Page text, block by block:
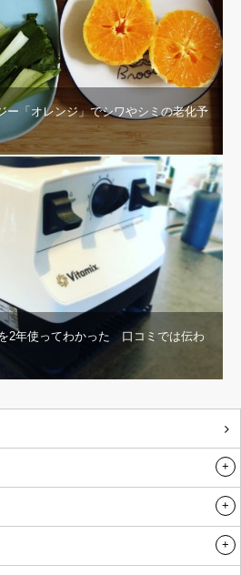
ー「オレンジ」でシワやシミの老化予
2年使ってわかった 口コミでは伝わ